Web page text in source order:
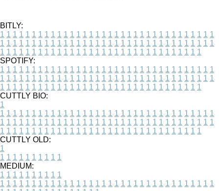
BITLY:
1 1 1 1 1 1 1 1 1 1 1 1 1 1 1 1 1 1 1 1 1 1 1 1 1 1 1 1 1 1 1 1 1 1
1 1 1 1 1 1 1 1 1 1 1 1 1 1 1 1 1 1 1 1 1 1 1 1 1 1 1 1 1 1 1 1 1 1
1 1 1 1 1 1 1 1 1 1 1 1 1 1 1 1 1 1 1 1 1 1 1 1 1 1 1 1 1 1 1 1
SPOTIFY:
1 1 1 1 1 1 1 1 1 1 1 1 1 1 1 1 1 1 1 1 1 1 1 1 1 1 1 1 1 1 1 1 1 1
1 1 1 1 1 1 1 1 1 1 1 1 1 1 1 1 1 1 1 1 1 1 1 1 1 1 1 1 1 1 1 1 1 1
1 1 1 1 1 1 1 1 1 1 1 1 1 1 1 1 1 1 1 1 1 1 1 1 1 1 1 1 1 1 1 1
CUTTLY BIO:
1
1 1 1 1 1 1 1 1 1 1 1 1 1 1 1 1 1 1 1 1 1 1 1 1 1 1 1 1 1 1 1 1 1 1
1 1 1 1 1 1 1 1 1 1 1 1 1 1 1 1 1 1 1 1 1 1 1 1 1 1 1 1 1 1 1 1 1 1
1 1 1 1 1 1 1 1 1 1 1 1 1 1 1 1 1 1 1 1 1 1 1 1 1 1 1 1 1 1 1 1
CUTTLY OLD:
1
1 1 1 1 1 1 1 1 1 1
MEDIUM:
1 1 1 1 1 1 1 1 1 1
1 1 1 1 1 1 1 1 1 1 1 1 1 1 1 1 1 1 1 1 1 1 1 1 1 1 1 1 1 1 1 1 1 1